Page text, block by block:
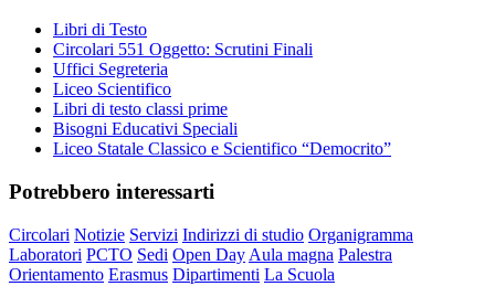
Libri di Testo
Circolari 551 Oggetto: Scrutini Finali
Uffici Segreteria
Liceo Scientifico
Libri di testo classi prime
Bisogni Educativi Speciali
Liceo Statale Classico e Scientifico “Democrito”
Potrebbero interessarti
Circolari Notizie Servizi Indirizzi di studio Organigramma
Laboratori PCTO Sedi Open Day Aula magna Palestra
Orientamento Erasmus Dipartimenti La Scuola